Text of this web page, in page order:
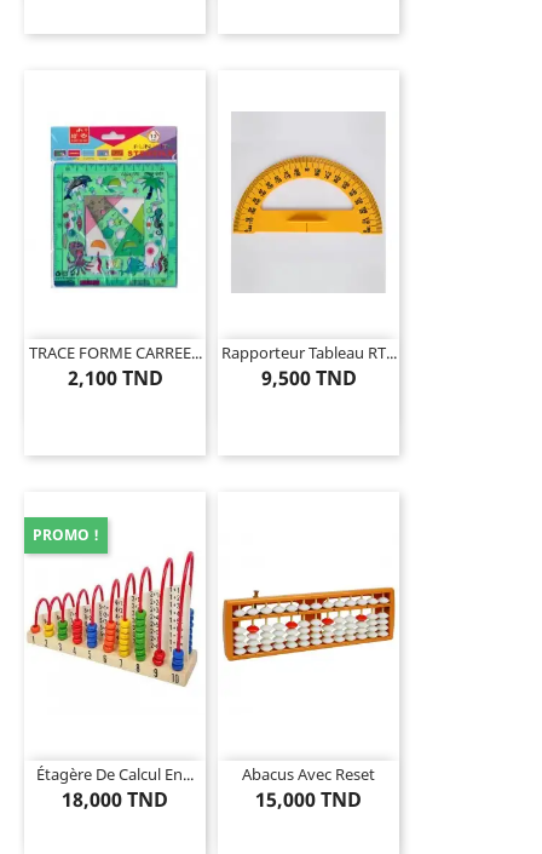
TRACE FORME CARREE...
2,100 TND
Rapporteur Tableau RT...
9,500 TND
Étagère De Calcul En...
18,000 TND
PROMO !
Abacus Avec Reset
15,000 TND